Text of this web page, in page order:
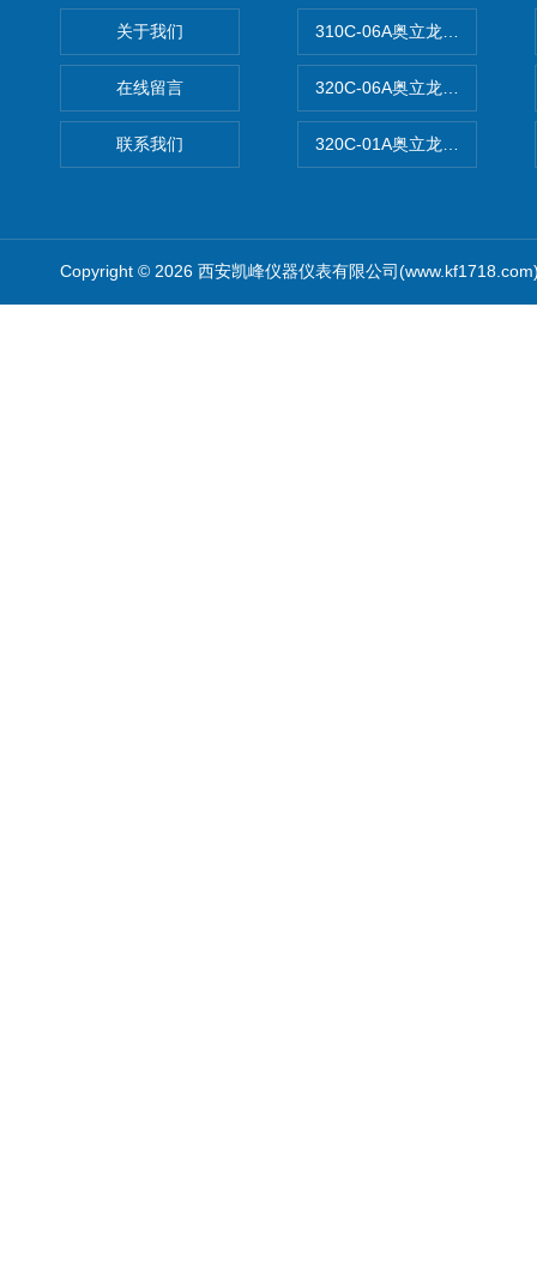
关于我们
在线留言
联系我们
310C-06A奥立龙实验室台式
320C-06A奥立龙实验室便携
320C-01A奥立龙实验室便携
Copyright © 2026 西安凯峰仪器仪表有限公司